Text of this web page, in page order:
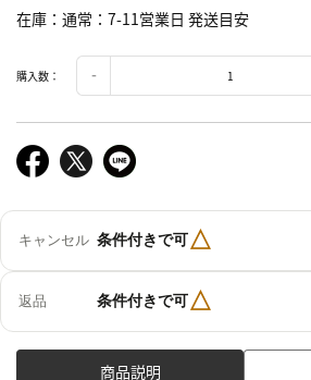
在庫 通常：7-11営業日 発送目安
購入数：
キャンセル 条件付きで可△
返品 条件付きで可△
商品説明